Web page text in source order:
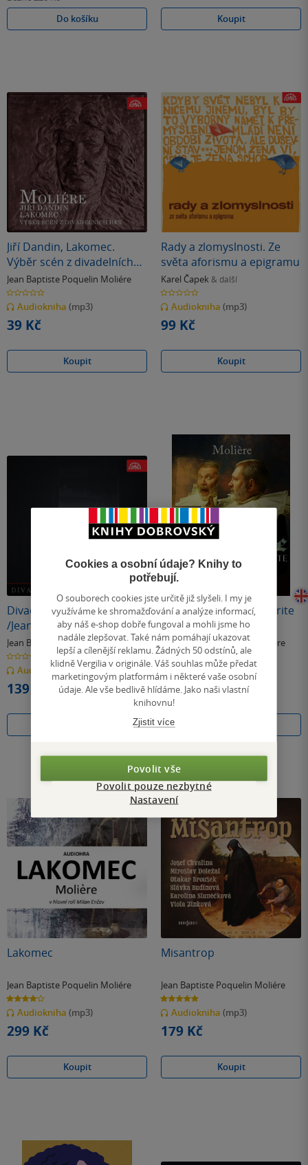
Do košíku
Koupit
Jiří Dandin, Lakomec.
Výběr scén z divadelních
her
Jean Baptiste Poquelin Moliére
0.0
z
5
hvězdiček
Audiokniha (mp3)
39 Kč
Koupit
Rady a zlomyslnosti. Ze
světa aforismu a epigramu
Karel Čapek & další
0.0
z
5
hvězdiček
Audiokniha (mp3)
99 Kč
Koupit
Divadlo, divadlo, divadlo
/Jean Baptiste Poquelin
Moliére
Jean Baptiste Poquelin Moliére
0.0
z
5
hvězdiček
Audiokniha(mp3)
139 Kč
Tartuffe, or The Hypocrite
Jean Baptiste Poquelin Moliére
4.2
z
5
hvězdiček
E-kniha
194 Kč
Lakomec
Jean Baptiste Poquelin Moliére
4.0
z
5
hvězdiček
Audiokniha (mp3)
299 Kč
Koupit
Misantrop
Jean Baptiste Poquelin Moliére
5.0
z
5
hvězdiček
Audiokniha (mp3)
179 Kč
Koupit
Cookies a osobní údaje? Knihy to
potřebují.
O souborech cookies jste určitě již slyšeli. I my je
využíváme ke shromažďování a analýze informací,
aby náš e-shop dobře fungoval a mohli jsme ho
nadále zlepšovat. Také nám pomáhají ukazovat
lepší a cílenější reklamu. Žádných 50 odstínů, ale
klidně Vergilia v originále. Váš souhlas může předat
marketingovým platformám i některé vaše osobní
údaje. Ale vše bedlivě hlídáme. Jako naši vlastní
knihovnu!
Zjistit více
Povolit vše
Povolit pouze nezbytné
Nastavení